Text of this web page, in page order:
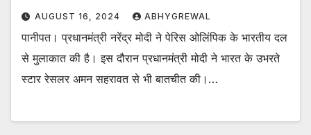
AUGUST 16, 2024 ABHYGREWAL
पानीपत। प्रधानमंत्री नरेंद्र मोदी ने पेरिस ओलिंपिक के भारतीय दल
से मुलाकात की है। इस दौरान प्रधानमंत्री मोदी ने भारत के उभरते
स्टार रेसलर अमन सहरावत से भी बातचीत की।…